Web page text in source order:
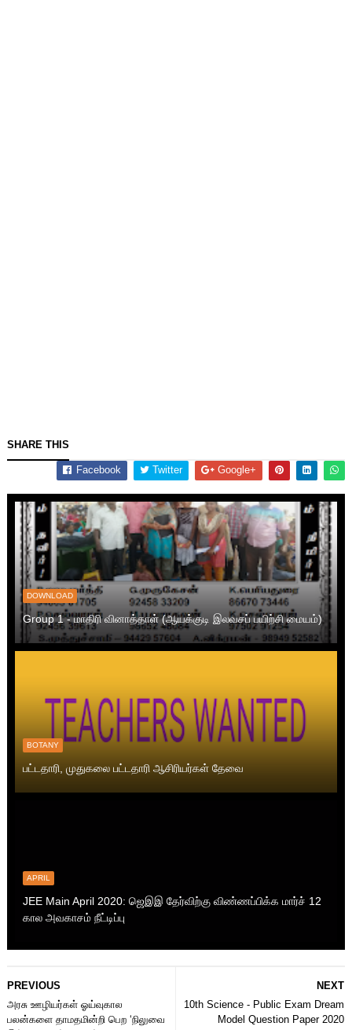
SHARE THIS
Facebook Twitter Google+
DOWNLOAD
Group 1 - மாதிரி வினாத்தாள் (ஆயக்குடி இலவசப் பயிற்சி மையம்)
BOTANY
பட்டதாரி, முதுகலை பட்டதாரி ஆசிரியர்கள் தேவை
APRIL
JEE Main April 2020: ஜெஇஇ தேர்விற்கு விண்ணப்பிக்க மார்ச் 12
கால அவகாசம் நீட்டிப்பு
NEXT
10th Science - Public Exam Dream
Model Question Paper 2020
PREVIOUS
அரசு ஊழியர்கள் ஓய்வுகால
பலன்களை தாமதமின்றி பெற ‘நிலுவை